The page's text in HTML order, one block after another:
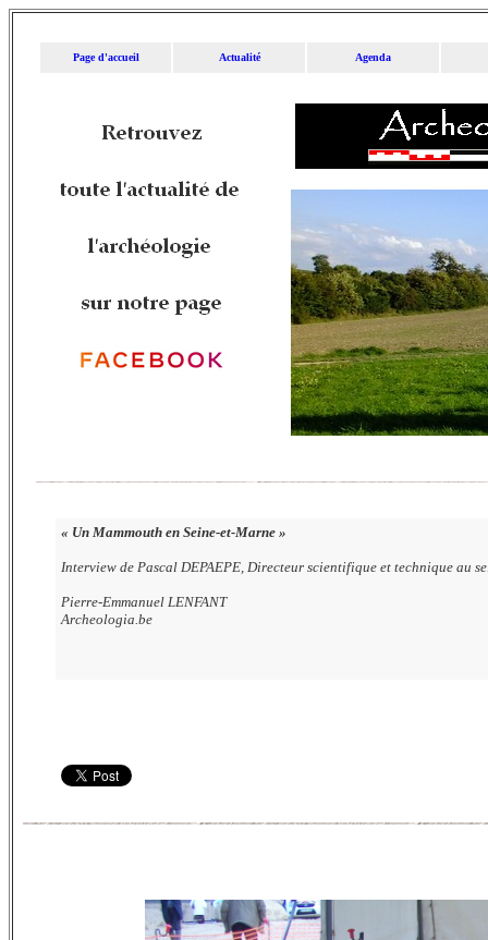
Page d'accueil Actualité Agenda
« Un Mammouth en Seine-et-Marne »
Interview de Pascal DEPAEPE, Directeur scientifique et technique au
Pierre-Emmanuel LENFANT
Archeologia.be